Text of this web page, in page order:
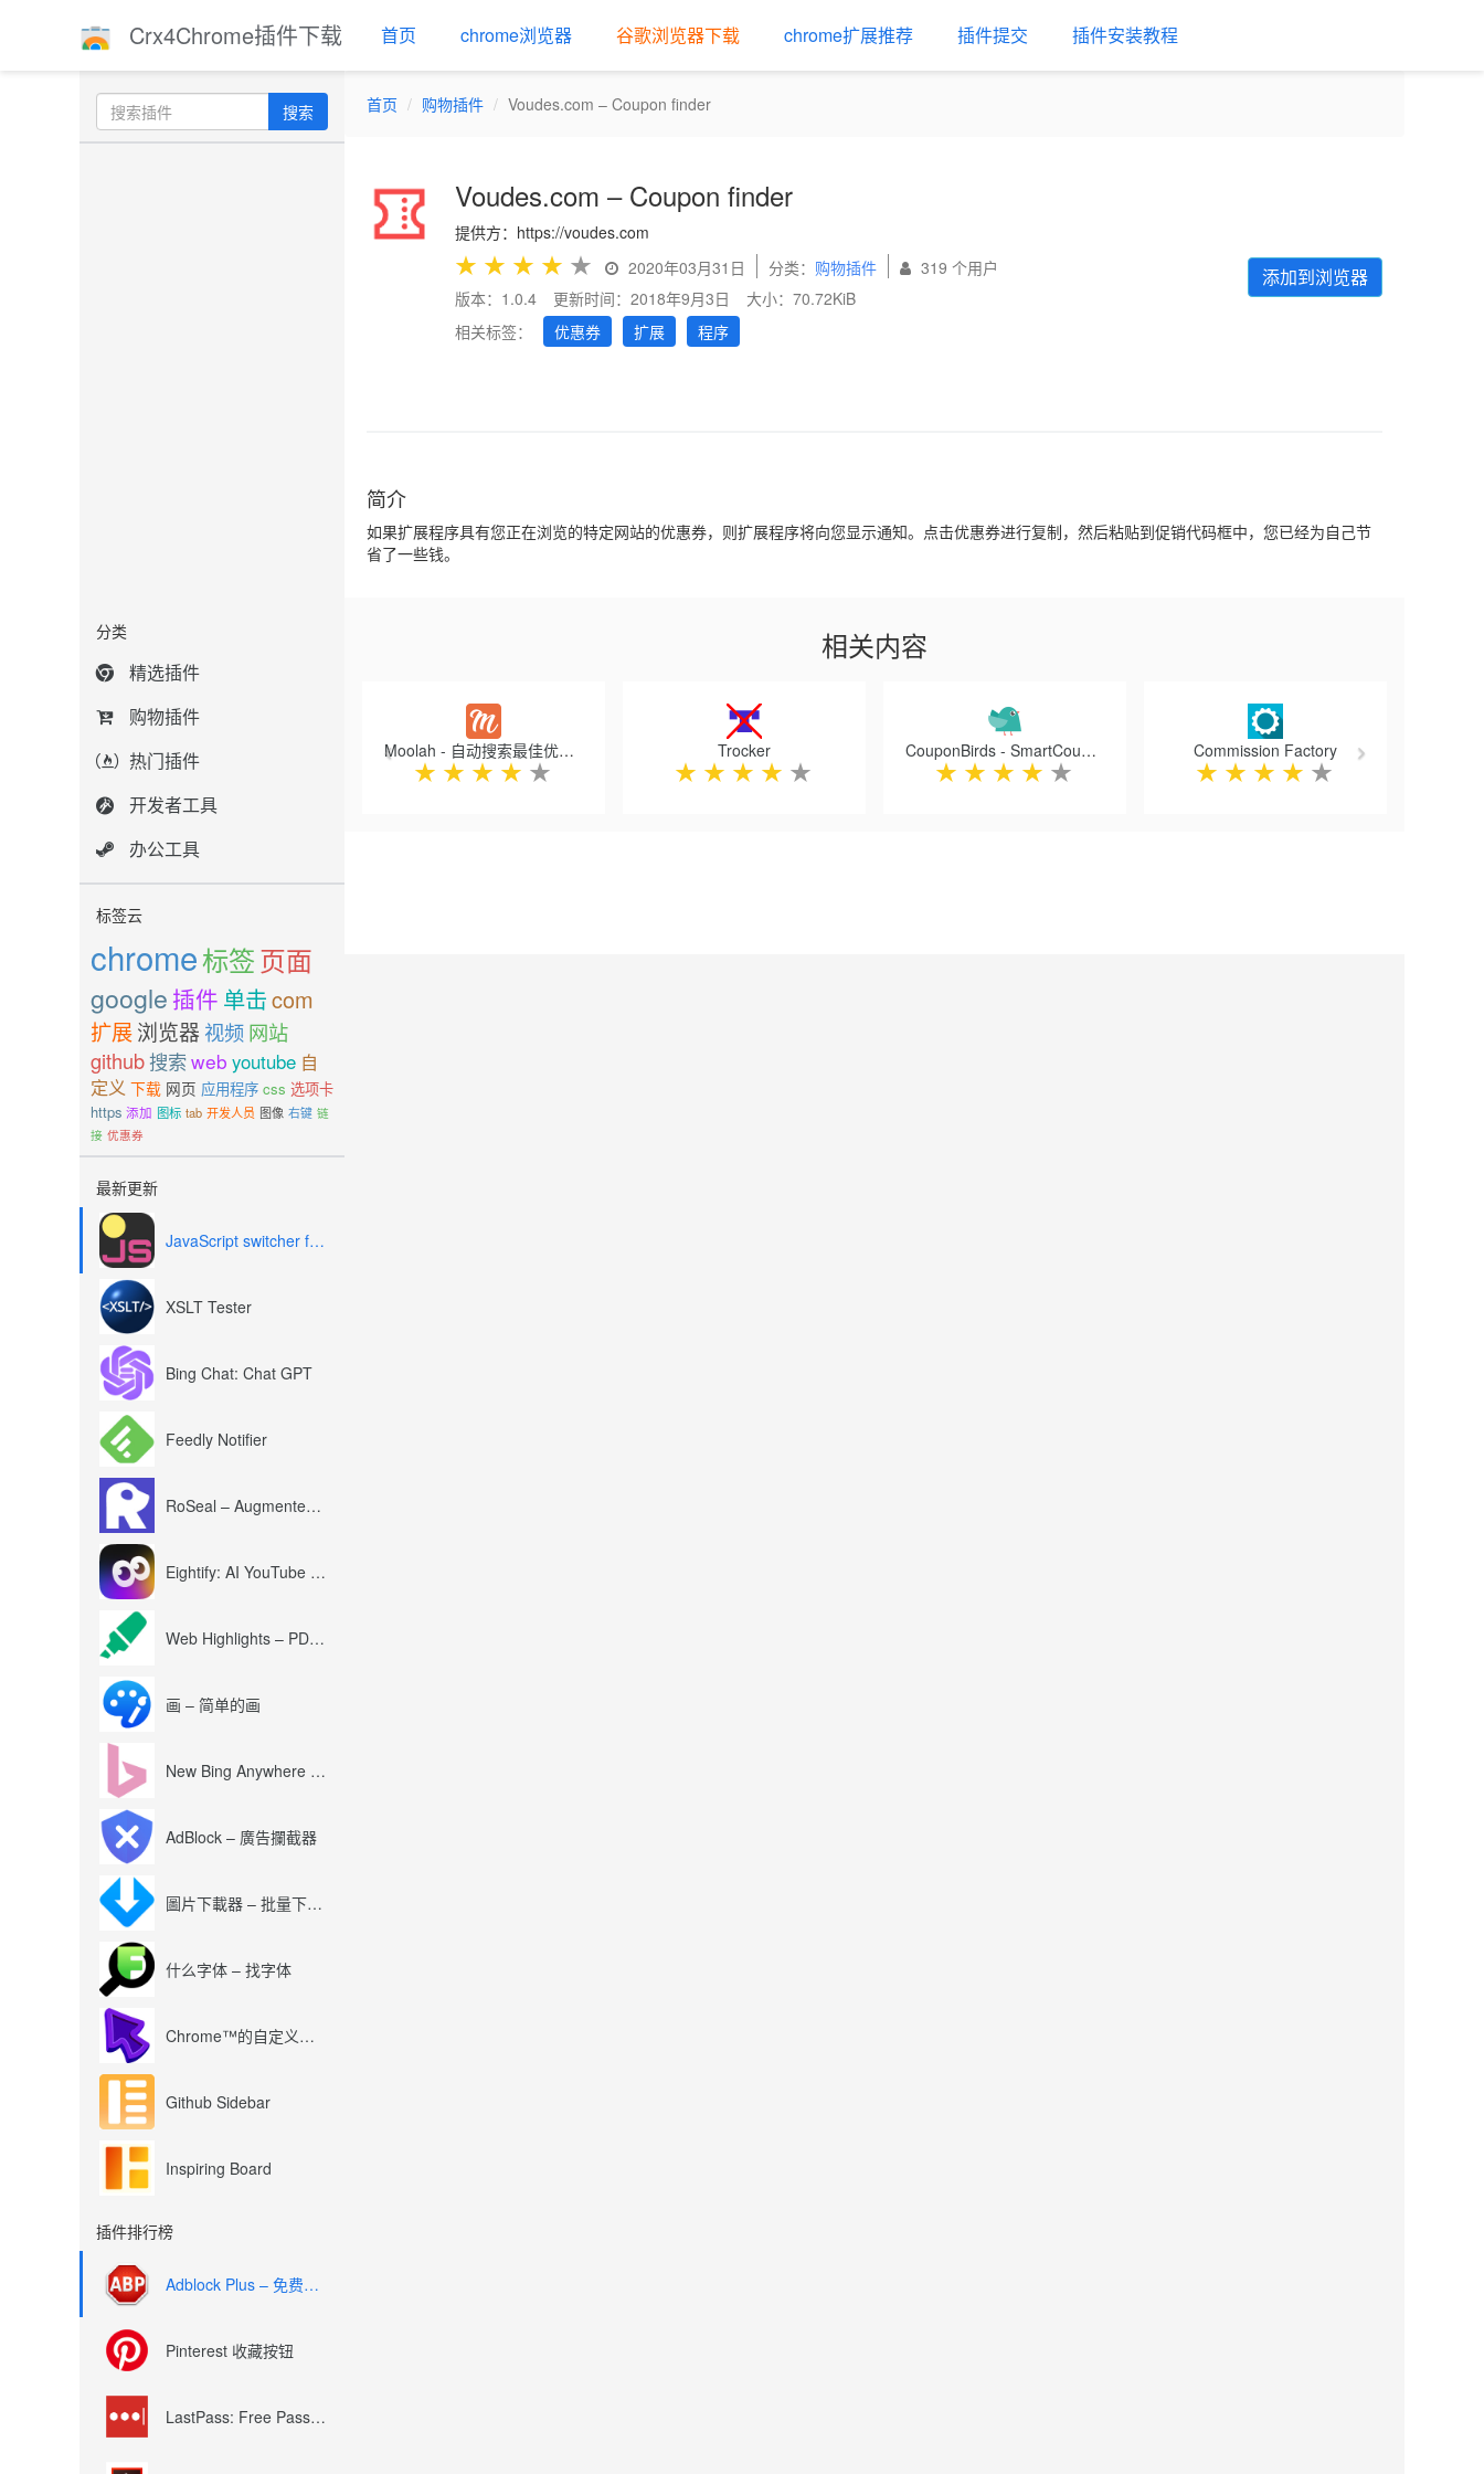
Crx4Chrome插件下载 首页 chrome浏览器 谷歌浏览器下载 chrome扩展推荐 插件提交 插件安装教程
搜索
分类
精选插件
购物插件
热门插件
开发者工具
办公工具
标签云
chrome标签页面
google 插件 单击com
扩展浏览器 视频网站
github搜索web youtube 自
定义 下载 网页 应用程序 css 选项卡
https 添加 图标 tab 开发人员 图像 右键 链
接 优惠券
最新更新
JavaScript switcher for SEO and development
XSLT Tester
Bing Chat: Chat GPT
Feedly Notifier
RoSeal – Augmented Roblox Experience
Eightify: AI YouTube Summary with ChatGPT
Web Highlights – PDF & Web Highlighter
画 – 简单的画
New Bing Anywhere (Bing Chat GPT-4)
AdBlock – 廣告攔截器
圖片下載器 – 批量下載圖片
什么字体 – 找字体
Chrome™的自定义光标
Github Sidebar
Inspiring Board
插件排行榜
Adblock Plus – 免费的广告拦截器
Pinterest 收藏按钮
LastPass: Free Password Manager
首页 购物插件 Voudes.com – Coupon finder
Voudes.com – Coupon finder
提供方：https://voudes.com
★ ★ ★ ★ ★ 2020年03月31日 分类： 购物插件
319 个用户
版本：1.0.4
更新时间：2018年9月3日
大小：70.72KiB
相关标签：
优惠券 扩展 程序
添加到浏览器
简介
如果扩展程序具有您正在浏览的特定网站的优惠券，则扩展程序将向您显示通知。点击优惠券进行复制，然后粘贴到促销代码框中，您已经为自己节
省了一些钱。
相关内容
Moolah - 自动搜索最佳优惠券
★ ★ ★ ★ ★
Trocker
★ ★ ★ ★ ★
CouponBirds - SmartCoupon Coupon Finder
★ ★ ★ ★ ★
Commission Factory
★ ★ ★ ★ ★